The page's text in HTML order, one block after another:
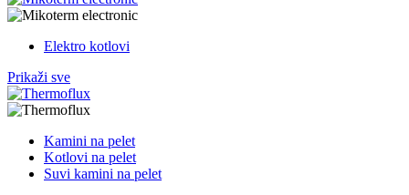
Elektro kotlovi
Prikaži sve
Kamini na pelet
Kotlovi na pelet
Suvi kamini na pelet